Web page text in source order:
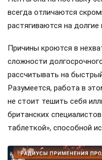
всегда отличаются
растягиваются на долгие
Причины кроются в
сложности
рассчитывать на
Разумеется, работа в
не стоит тешить себя
британских
таблеткой», способной